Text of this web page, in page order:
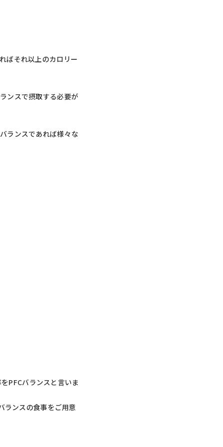
ばそれ以上のカロリー
ンスで摂取する必要が
ランスであれば様々な
PFCバランスと言いま
ランスの食事をご用意